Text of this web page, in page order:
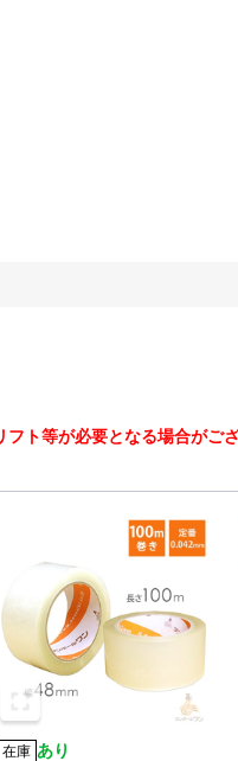
ト等が必要となる場合がござ
在庫 あり